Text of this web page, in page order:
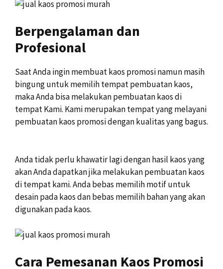
Berpengalaman dan
Profesional
Saat Anda ingin membuat kaos promosi namun masih
bingung untuk memilih tempat pembuatan kaos,
maka Anda bisa melakukan pembuatan kaos di
tempat Kami. Kami merupakan tempat yang melayani
pembuatan kaos promosi dengan kualitas yang bagus.
Anda tidak perlu khawatir lagi dengan hasil kaos yang
akan Anda dapatkan jika melakukan pembuatan kaos
di tempat kami. Anda bebas memilih motif untuk
desain pada kaos dan bebas memilih bahan yang akan
digunakan pada kaos.
Cara Pemesanan Kaos Promosi